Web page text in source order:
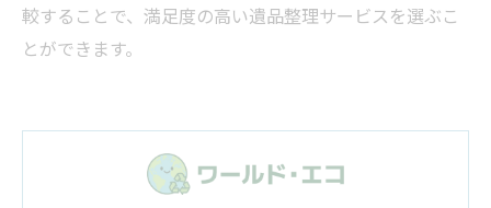
較することで、満足度の高い遺品整理サービスを選ぶこ
とができます。